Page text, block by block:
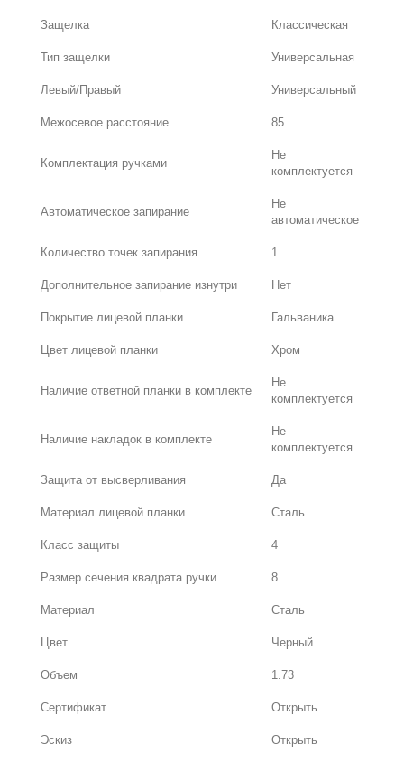
Защелка Классическая
Тип защелки Универсальная
Левый/Правый Универсальный
Межосевое расстояние 85
Комплектация ручками
Не
комплектуется
Автоматическое запирание
Не
автоматическое
Количество точек запирания 1
Дополнительное запирание изнутри Нет
Покрытие лицевой планки Гальваника
Цвет лицевой планки Хром
Наличие ответной планки в комплекте
Не
комплектуется
Наличие накладок в комплекте
Не
комплектуется
Защита от высверливания Да
Материал лицевой планки Сталь
Класс защиты 4
Размер сечения квадрата ручки 8
Материал Сталь
Цвет Черный
Объем 1.73
Сертификат Открыть
Эскиз Открыть